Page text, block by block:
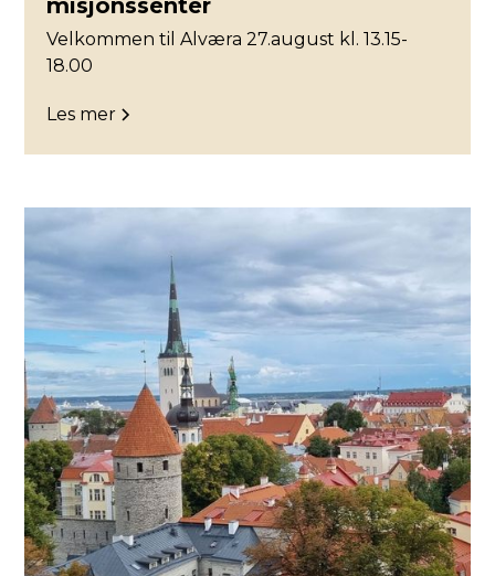
misjonssenter
Velkommen til Alværa 27.august kl. 13.15-
18.00
Les mer